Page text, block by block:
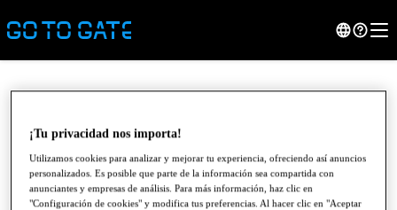
¡Tu privacidad nos importa!
Utilizamos cookies para analizar y mejorar tu experiencia, ofreciendo así anuncios
personalizados. Es posible que parte de la información sea compartida con
anunciantes y empresas de análisis. Para más información, haz clic en
"Configuración de cookies" y modifica tus preferencias. Al hacer clic en "Aceptar